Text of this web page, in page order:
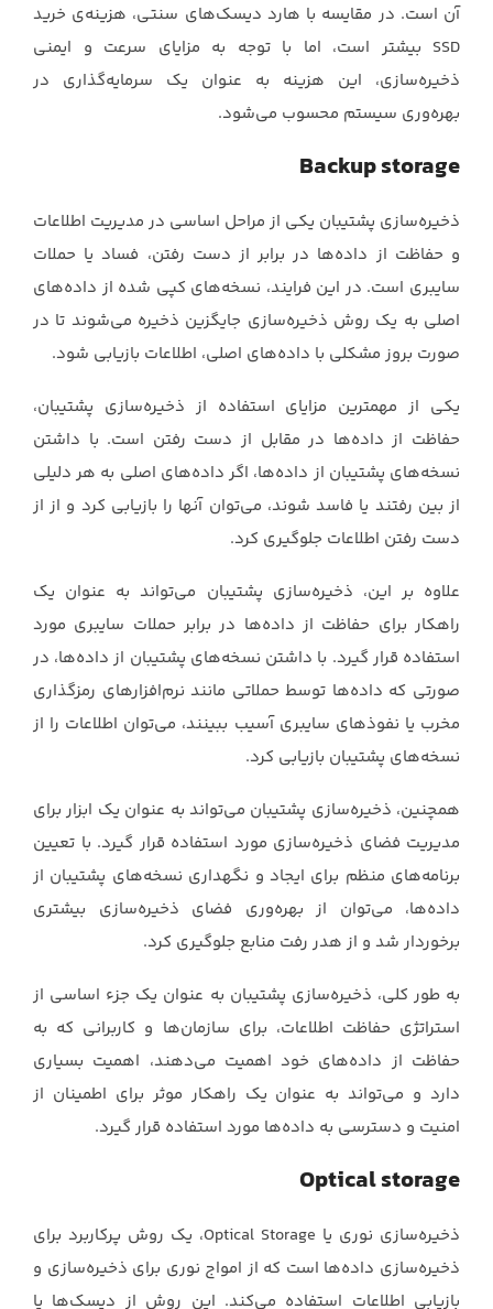
آن است. در مقایسه با هارد دیسک‌های ‏سنتی، هزینه‌ی خرید
‏SSD‏ بیشتر است، اما با توجه به مزایای سرعت و ایمنی
ذخیره‌سازی، این هزینه به ‏عنوان یک سرمایه‌گذاری در
بهره‌وری سیستم محسوب می‌شود.‏
Backup storage
ذخیره‌سازی پشتیبان یکی از مراحل اساسی در مدیریت اطلاعات
و حفاظت از داده‌ها در برابر از دست ‏رفتن، فساد یا حملات
سایبری است. در این فرایند، نسخه‌های کپی شده از داده‌های
اصلی به یک روش ‏ذخیره‌سازی جایگزین ذخیره می‌شوند تا در
صورت بروز مشکلی با داده‌های اصلی، اطلاعات بازیابی شود.‏
یکی از مهمترین مزایای استفاده از ذخیره‌سازی پشتیبان،
حفاظت از داده‌ها در مقابل از دست رفتن است. ‏با داشتن
نسخه‌های پشتیبان از داده‌ها، اگر داده‌های اصلی به هر دلیلی
از بین رفتند یا فاسد شوند، ‏می‌توان آنها را بازیابی کرد و از از
دست رفتن اطلاعات جلوگیری کرد.‏
علاوه بر این، ذخیره‌سازی پشتیبان می‌تواند به عنوان یک
راهکار برای حفاظت از داده‌ها در برابر حملات ‏سایبری مورد
استفاده قرار گیرد. با داشتن نسخه‌های پشتیبان از داده‌ها، در
صورتی که داده‌ها توسط ‏حملاتی مانند نرم‌افزارهای رمزگذاری
مخرب یا نفوذهای سایبری آسیب ببینند، می‌توان اطلاعات را از
‏نسخه‌های پشتیبان بازیابی کرد.‏
همچنین، ذخیره‌سازی پشتیبان می‌تواند به عنوان یک ابزار برای
مدیریت فضای ذخیره‌سازی مورد استفاده ‏قرار گیرد. با تعیین
برنامه‌های منظم برای ایجاد و نگهداری نسخه‌های پشتیبان از
داده‌ها، می‌توان از ‏بهره‌وری فضای ذخیره‌سازی بیشتری
برخوردار شد و از هدر رفت منابع جلوگیری کرد.‏
به طور کلی، ذخیره‌سازی پشتیبان به عنوان یک جزء اساسی از
استراتژی حفاظت اطلاعات، برای ‏سازمان‌ها و کاربرانی که به
حفاظت از داده‌های خود اهمیت می‌دهند، اهمیت بسیاری
دارد و می‌تواند به ‏عنوان یک راهکار موثر برای اطمینان از
امنیت و دسترسی به داده‌ها مورد استفاده قرار گیرد.‏
Optical storage
ذخیره‌سازی نوری یا ‏Optical Storage، یک روش پرکاربرد برای
ذخیره‌سازی داده‌ها است که از امواج ‏نوری برای ذخیره‌سازی و
بازیابی اطلاعات استفاده می‌کند. این روش از دیسک‌ها یا